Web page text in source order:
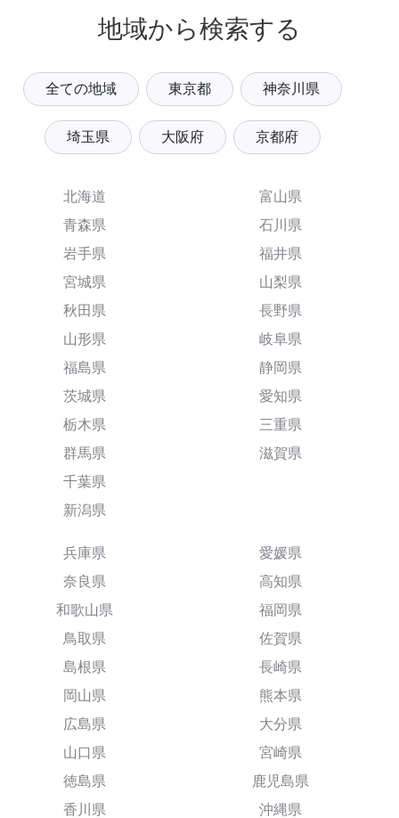
地域から検索する
全ての地域 東京都 神奈川県
埼玉県 大阪府 京都府
北海道
青森県
岩手県
宮城県
秋田県
山形県
福島県
茨城県
栃木県
群馬県
千葉県
新潟県
富山県
石川県
福井県
山梨県
長野県
岐阜県
静岡県
愛知県
三重県
滋賀県
兵庫県
奈良県
和歌山県
鳥取県
島根県
岡山県
広島県
山口県
徳島県
香川県
愛媛県
高知県
福岡県
佐賀県
長崎県
熊本県
大分県
宮崎県
鹿児島県
沖縄県